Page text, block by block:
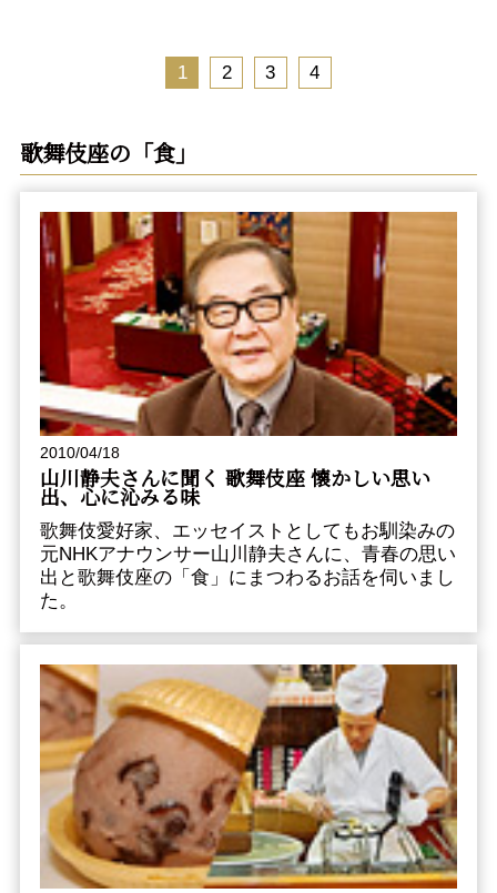
1 2 3 4
歌舞伎座の「食」
2010/04/18
山川静夫さんに聞く 歌舞伎座 懐かしい思い
出、心に沁みる味
歌舞伎愛好家、エッセイストとしてもお馴染みの
元NHKアナウンサー山川静夫さんに、青春の思い
出と歌舞伎座の「食」にまつわるお話を伺いまし
た。